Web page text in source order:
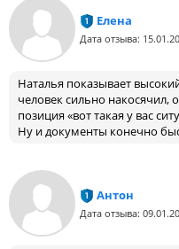
Елена
Дата отзыва:
Наталья показывает
человек сильно накосячил,
позиция «вот такая у вас
Ну и документы конечно
Антон
Дата отзыва: